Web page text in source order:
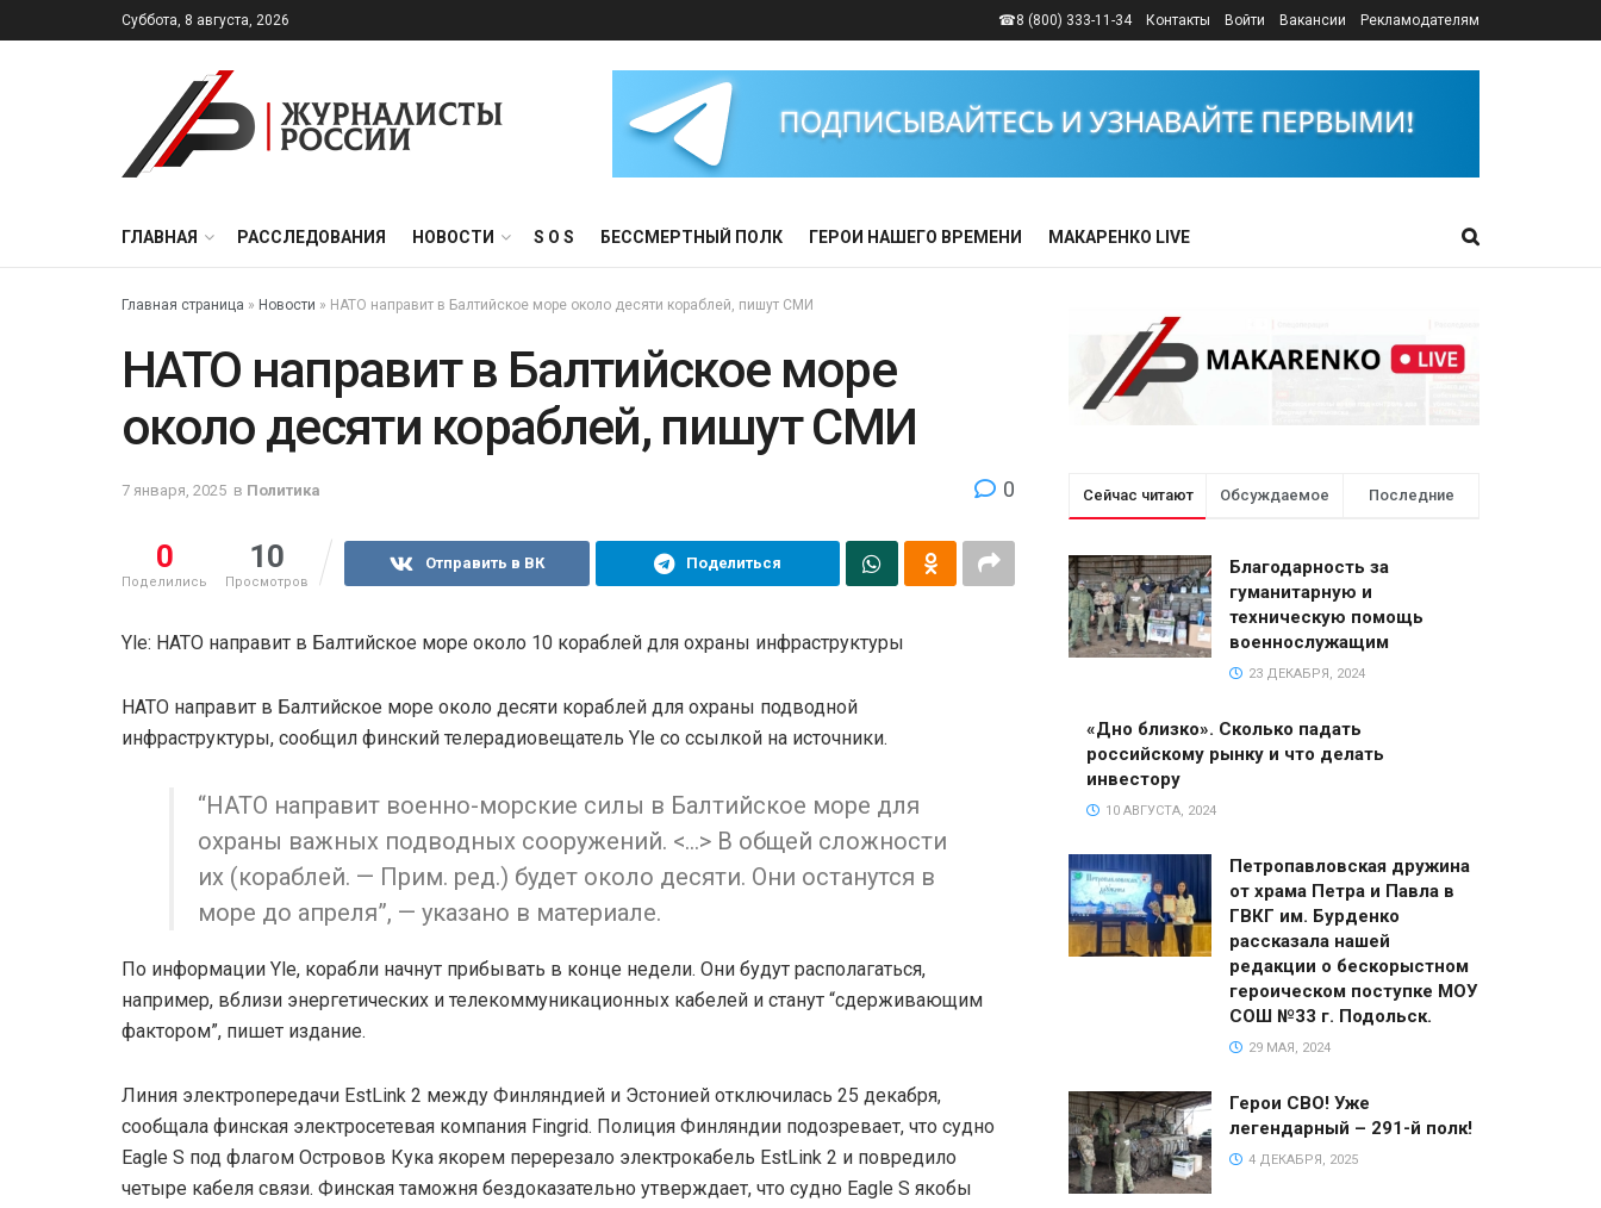
Суббота, 8 августа, 2026 ☎8 (800) 333-11-34 Контакты Войти Вакансии Рекламодателям
ГЛАВНАЯ РАССЛЕДОВАНИЯ НОВОСТИ S O S БЕССМЕРТНЫЙ ПОЛК ГЕРОИ НАШЕГО ВРЕМЕНИ МАКАРЕНКО LIVE
Главная страница » Новости » НАТО направит в Балтийское море около десяти кораблей, пишут СМИ
НАТО направит в Балтийское море
около десяти кораблей, пишут СМИ
7 января, 2025 в Политика 0
0
Поделились
10
Просмотров
Отправить в ВК Поделиться
Yle: НАТО направит в Балтийское море около 10 кораблей для охраны инфраструктуры
НАТО направит в Балтийское море около десяти кораблей для охраны подводной
инфраструктуры, сообщил финский телерадиовещатель Yle со ссылкой на источники.
“НАТО направит военно-морские силы в Балтийское море для
охраны важных подводных сооружений. <…> В общей сложности
их (кораблей. — Прим. ред.) будет около десяти. Они останутся в
море до апреля”, — указано в материале.
По информации Yle, корабли начнут прибывать в конце недели. Они будут располагаться,
например, вблизи энергетических и телекоммуникационных кабелей и станут “сдерживающим
фактором”, пишет издание.
Линия электропередачи EstLink 2 между Финляндией и Эстонией отключилась 25 декабря,
сообщала финская электросетевая компания Fingrid. Полиция Финляндии подозревает, что судно
Eagle S под флагом Островов Кука якорем перерезало электрокабель EstLink 2 и повредило
четыре кабеля связи. Финская таможня бездоказательно утверждает, что судно Eagle S якобы
Сейчас читают Обсуждаемое Последние
Благодарность за
гуманитарную и
техническую помощь
военнослужащим
23 ДЕКАБРЯ, 2024
«Дно близко». Сколько падать
российскому рынку и что делать
инвестору
10 АВГУСТА, 2024
Петропавловская дружина
от храма Петра и Павла в
ГВКГ им. Бурденко
рассказала нашей
редакции о бескорыстном
героическом поступке МОУ
СОШ №33 г. Подольск.
29 МАЯ, 2024
Герои СВО! Уже
легендарный – 291-й полк!
4 ДЕКАБРЯ, 2025